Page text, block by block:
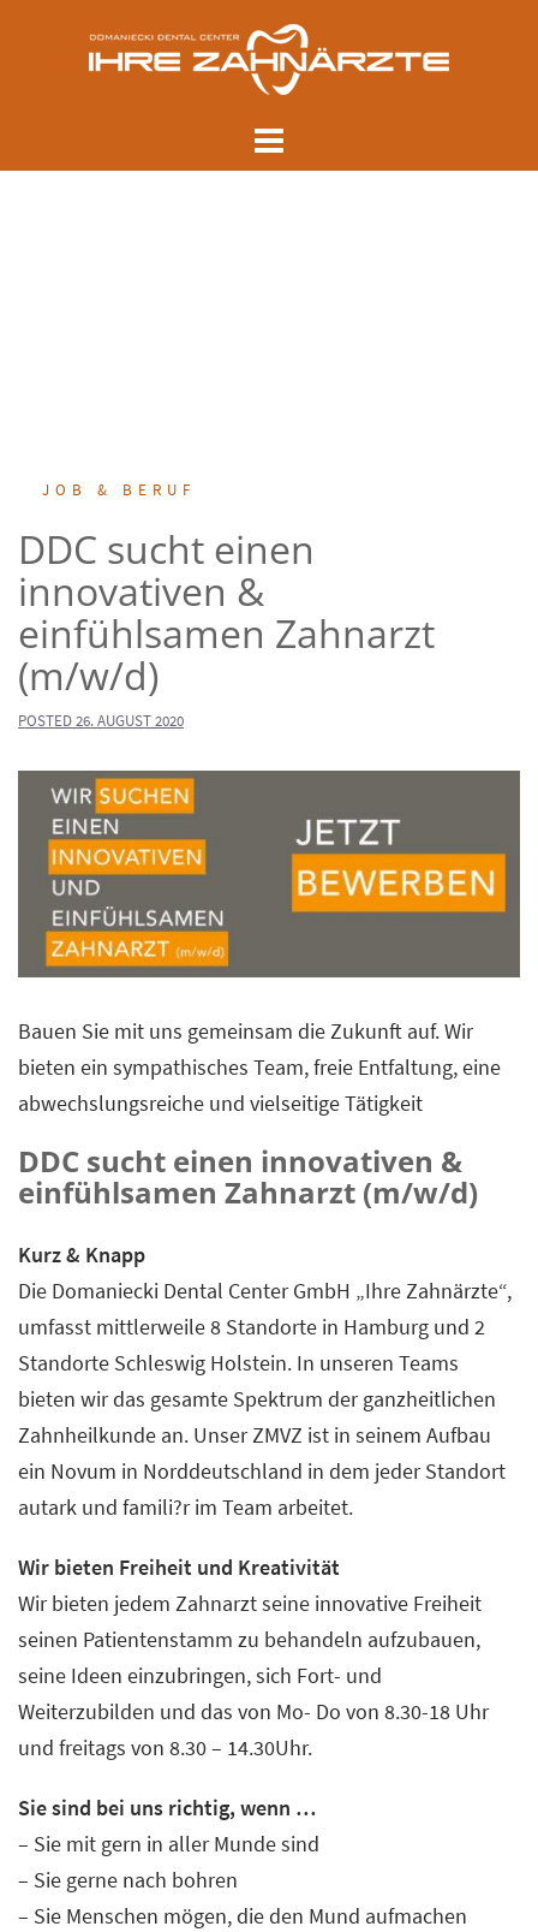
JOB & BERUF
DDC sucht einen
innovativen &
einfühlsamen Zahnarzt
(m/w/d)
POSTED26. AUGUST 2020
Bauen Sie mit uns gemeinsam die Zukunft auf. Wir
bieten ein sympathisches Team, freie Entfaltung, eine
abwechslungsreiche und vielseitige Tätigkeit
DDC sucht einen innovativen &
einfühlsamen Zahnarzt (m/w/d)
Kurz & Knapp
Die Domaniecki Dental Center GmbH „Ihre Zahnärzte“,
umfasst mittlerweile 8 Standorte in Hamburg und 2
Standorte Schleswig Holstein. In unseren Teams
bieten wir das gesamte Spektrum der ganzheitlichen
Zahnheilkunde an. Unser ZMVZ ist in seinem Aufbau
ein Novum in Norddeutschland in dem jeder Standort
autark und famili?r im Team arbeitet.
Wir bieten Freiheit und Kreativität
Wir bieten jedem Zahnarzt seine innovative Freiheit
seinen Patientenstamm zu behandeln aufzubauen,
seine Ideen einzubringen, sich Fort- und
Weiterzubilden und das von Mo- Do von 8.30-18 Uhr
und freitags von 8.30 – 14.30Uhr.
Sie sind bei uns richtig, wenn …
– Sie mit gern in aller Munde sind
– Sie gerne nach bohren
– Sie Menschen mögen, die den Mund aufmachen